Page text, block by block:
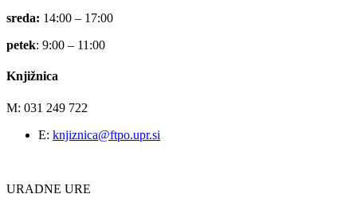
sreda: 14:00 – 17:00
petek: 9:00 – 11:00
Knjižnica
M: 031 249 722
E: knjiznica@ftpo.upr.si
URADNE URE